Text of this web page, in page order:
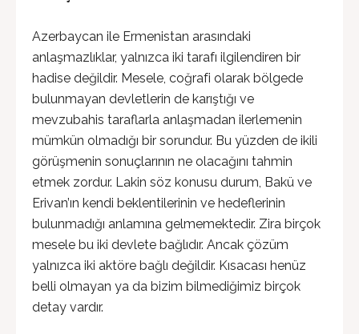
Azerbaycan ile Ermenistan arasındaki
anlaşmazlıklar, yalnızca iki tarafı ilgilendiren bir
hadise değildir. Mesele, coğrafi olarak bölgede
bulunmayan devletlerin de karıştığı ve
mevzubahis taraflarla anlaşmadan ilerlemenin
mümkün olmadığı bir sorundur. Bu yüzden de ikili
görüşmenin sonuçlarının ne olacağını tahmin
etmek zordur. Lakin söz konusu durum, Bakü ve
Erivan’ın kendi beklentilerinin ve hedeflerinin
bulunmadığı anlamına gelmemektedir. Zira birçok
mesele bu iki devlete bağlıdır. Ancak çözüm
yalnızca iki aktöre bağlı değildir. Kısacası henüz
belli olmayan ya da bizim bilmediğimiz birçok
detay vardır.